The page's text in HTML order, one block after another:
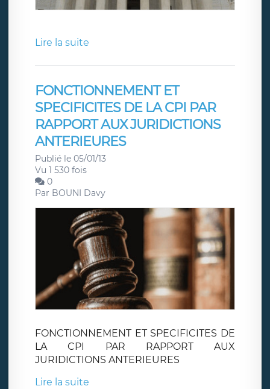
Lire la suite
FONCTIONNEMENT ET
SPECIFICITES DE LA CPI PAR
RAPPORT AUX JURIDICTIONS
ANTERIEURES
Publié le 05/01/13
Vu 1 530 fois
0
Par BOUNI Davy
FONCTIONNEMENT ET SPECIFICITES DE
LA CPI PAR RAPPORT AUX
JURIDICTIONS ANTERIEURES
Lire la suite